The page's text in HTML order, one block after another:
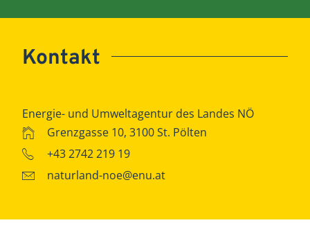
Kontakt
Energie- und Umweltagentur des Landes NÖ
Grenzgasse 10, 3100 St. Pölten
+43 2742 219 19
naturland-noe@enu.at